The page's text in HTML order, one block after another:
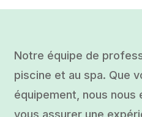
Notre équipe de
piscine et au spa. Que
équipement, nous
vous assurer une